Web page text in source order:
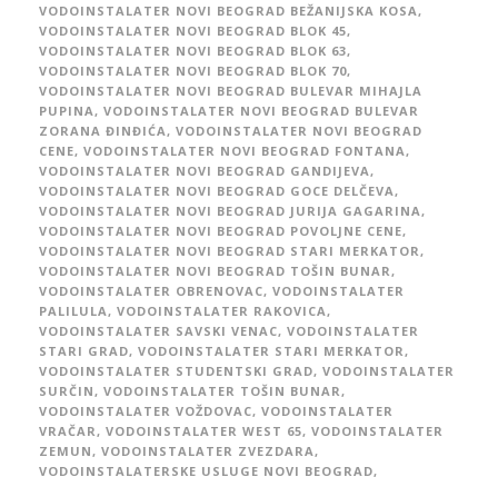
VODOINSTALATER NOVI BEOGRAD BEŽANIJSKA KOSA ,
VODOINSTALATER NOVI BEOGRAD BLOK 45,
VODOINSTALATER NOVI BEOGRAD BLOK 63,
VODOINSTALATER NOVI BEOGRAD BLOK 70,
VODOINSTALATER NOVI BEOGRAD BULEVAR MIHAJLA
PUPINA , VODOINSTALATER NOVI BEOGRAD BULEVAR
ZORANA ĐINĐIĆA , VODOINSTALATER NOVI BEOGRAD
CENE, VODOINSTALATER NOVI BEOGRAD FONTANA ,
VODOINSTALATER NOVI BEOGRAD GANDIJEVA ,
VODOINSTALATER NOVI BEOGRAD GOCE DELČEVA ,
VODOINSTALATER NOVI BEOGRAD JURIJA GAGARINA ,
VODOINSTALATER NOVI BEOGRAD POVOLJNE CENE,
VODOINSTALATER NOVI BEOGRAD STARI MERKATOR ,
VODOINSTALATER NOVI BEOGRAD TOŠIN BUNAR ,
VODOINSTALATER OBRENOVAC, VODOINSTALATER
PALILULA , VODOINSTALATER RAKOVICA ,
VODOINSTALATER SAVSKI VENAC, VODOINSTALATER
STARI GRAD, VODOINSTALATER STARI MERKATOR ,
VODOINSTALATER STUDENTSKI GRAD, VODOINSTALATER
SURČIN , VODOINSTALATER TOŠIN BUNAR ,
VODOINSTALATER VOŽDOVAC, VODOINSTALATER
VRAČAR , VODOINSTALATER WEST 65, VODOINSTALATER
ZEMUN , VODOINSTALATER ZVEZDARA ,
VODOINSTALATERSKE USLUGE NOVI BEOGRAD,